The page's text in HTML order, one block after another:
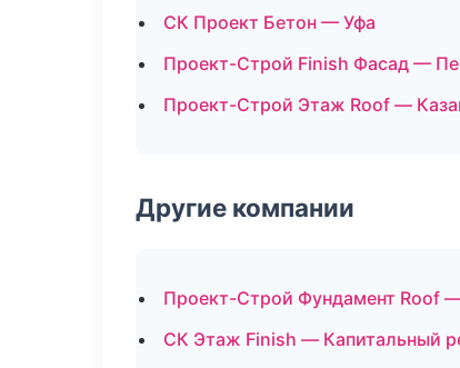
СК Проект Бетон — Уфа
Проект-Строй Finish Фасад —
Проект-Строй Этаж Roof —
Другие компании
Проект-Строй Фундамент Roof
СК Этаж Finish — Капитальный